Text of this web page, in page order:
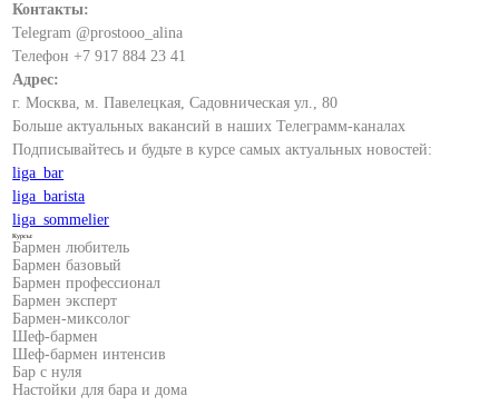
Контакты:
Telegram @prostooo_alina
Телефон +7 917 884 23 41
Адрес:
г. Москва, м. Павелецкая, Садовническая ул., 80
Больше актуальных вакансий в наших Телеграмм-каналах
Подписывайтесь и будьте в курсе самых актуальных новостей:
liga_bar
liga_barista
liga_sommelier
Курсы:
Бармен любитель
Бармен базовый
Бармен профессионал
Бармен эксперт
Бармен-миксолог
Шеф-бармен
Шеф-бармен интенсив
Бар с нуля
Настойки для бара и дома